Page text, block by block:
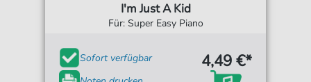
I'm Just A Kid
Für: Super Easy Piano
Sofort verfügbar
4,49 €*